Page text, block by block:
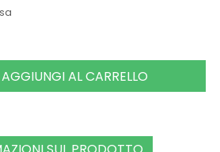
AGGIUNGI AL CARRELLO